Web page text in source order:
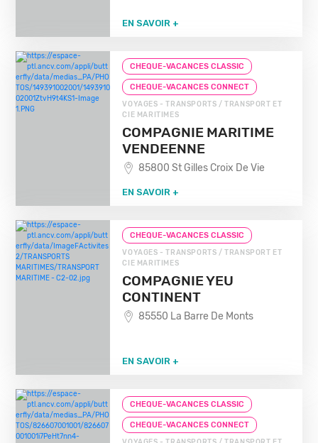
EN SAVOIR +
CHEQUE-VACANCES CLASSIC
CHEQUE-VACANCES CONNECT
VOYAGES - TRANSPORTS / TRANSPORT ET
CIE MARITIMES
COMPAGNIE MARITIME
VENDEENNE
85800 St Gilles Croix De Vie
EN SAVOIR +
CHEQUE-VACANCES CLASSIC
VOYAGES - TRANSPORTS / TRANSPORT ET
CIE MARITIMES
COMPAGNIE YEU
CONTINENT
85550 La Barre De Monts
EN SAVOIR +
CHEQUE-VACANCES CLASSIC
CHEQUE-VACANCES CONNECT